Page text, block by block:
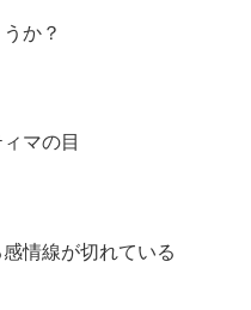
か？
マの目
情線が切れている